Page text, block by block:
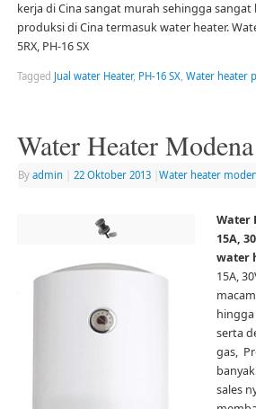
kerja di Cina sangat murah sehingga
produksi di Cina termasuk water heater.
5RX, PH-16 SX
Tagged Jual water Heater, PH-16 SX, Water heater
Water Heater Modena
By admin 22 Oktober 2013 Water heater
Water
15A,
water
15A,
serta
gas,
sales